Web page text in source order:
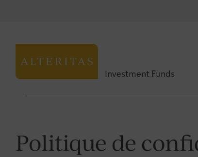
Investment Funds
Politique de